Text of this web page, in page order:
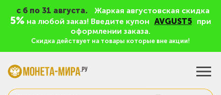
c 6 по 31 августа. Жаркая августовская скидка
5% на любой заказ! Введите купон AVGUST5
при
оформлении заказа.
Скидка действует на товары которые вне акции!